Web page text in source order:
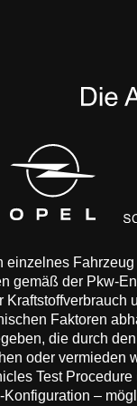
gemäß der Pkw-
Kraftstoffverbrauch
Faktoren
die durch
oder
Test
–